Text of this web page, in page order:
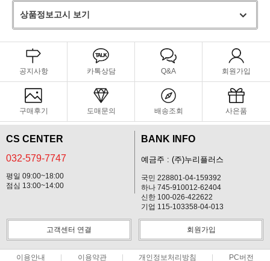
상품정보고시 보기
공지사항 카톡상담 Q&A 회원가입
구매후기 도매문의 배송조회 사은품
CS CENTER
032-579-7747
평일 09:00~18:00
점심 13:00~14:00
BANK INFO
예금주 : (주)누리플러스
국민 228801-04-159392
하나 745-910012-62404
신한 100-026-422622
기업 115-103358-04-013
고객센터 연결 회원가입
이용안내 이용약관 개인정보처리방침 PC버전